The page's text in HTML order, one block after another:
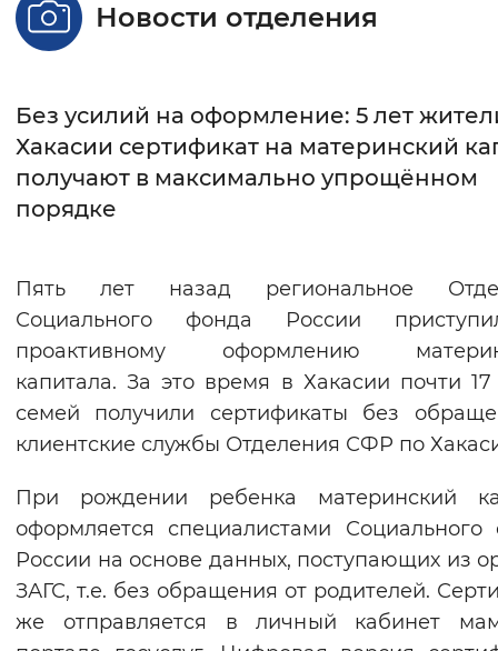
Стандартный Увеличенный
Без засечек
Интервал между буквами
Цвет сайта
Синий фон
Изображения
Включены Выключены
Воспроизвести Остановить
Новости отделения
Без усилий на оформление: 5 лет
Хакасии сертификат на материнский
получают в максимально упрощённом
порядке
Пять лет назад региональное
Социального фонда России
проактивному оформлению
капитала. За это время в Хакасии почти 17
семей получили сертификаты без
клиентские службы Отделения СФР по
При рождении ребенка материнский
оформляется специалистами Социального
России на основе данных, поступающих из
ЗАГС, т.е. без обращения от родителей.
же отправляется в личный кабинет